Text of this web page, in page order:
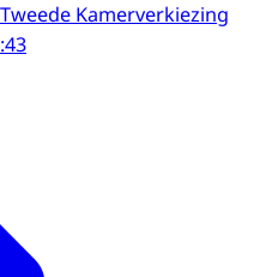
Kamerverkiezing